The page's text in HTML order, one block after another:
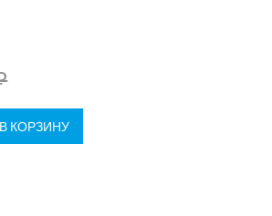
В КОРЗИНУ